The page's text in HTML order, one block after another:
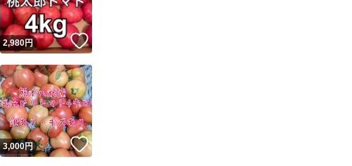
このユーザーは高頻度で24時間以内＆設定した発送日数内に発送してい
ます
このユーザーは高頻度で24時間以内に発送しています
このユーザーは設定した発送日数内に発送しています
2,980円 いいね！
3,000円 いいね！